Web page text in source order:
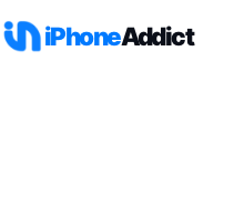
iPhoneAddict